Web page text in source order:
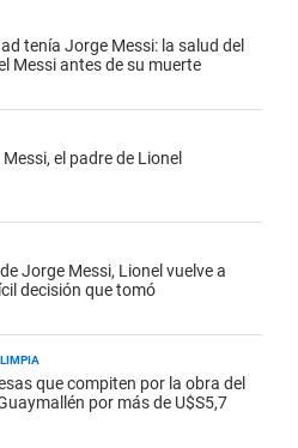
tenía Jorge Messi: la salud del
Messi antes de su muerte
el padre de Lionel
Jorge Messi, Lionel vuelve a
decisión que tomó
LIMPIA
que compiten por la obra del
por más de U$S5,7